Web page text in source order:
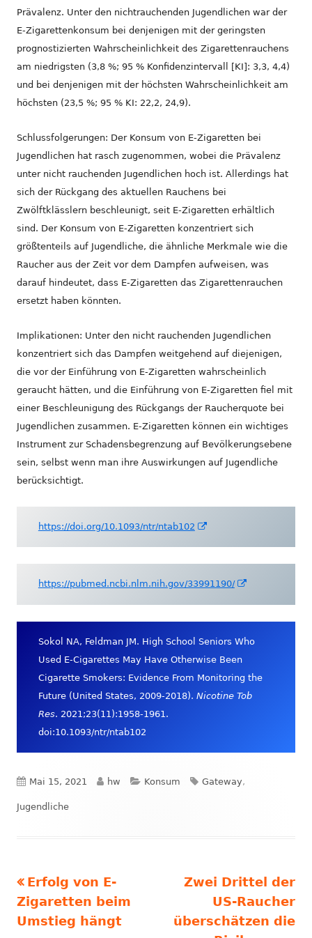
Prävalenz. Unter den nichtrauchenden Jugendlichen war der
E-Zigarettenkonsum bei denjenigen mit der geringsten
prognostizierten Wahrscheinlichkeit des Zigarettenrauchens
am niedrigsten (3,8 %; 95 % Konfidenzintervall [KI]: 3,3, 4,4)
und bei denjenigen mit der höchsten Wahrscheinlichkeit am
höchsten (23,5 %; 95 % KI: 22,2, 24,9).
Schlussfolgerungen: Der Konsum von E-Zigaretten bei
Jugendlichen hat rasch zugenommen, wobei die Prävalenz
unter nicht rauchenden Jugendlichen hoch ist. Allerdings hat
sich der Rückgang des aktuellen Rauchens bei
Zwölftklässlern beschleunigt, seit E-Zigaretten erhältlich
sind. Der Konsum von E-Zigaretten konzentriert sich
größtenteils auf Jugendliche, die ähnliche Merkmale wie die
Raucher aus der Zeit vor dem Dampfen aufweisen, was
darauf hindeutet, dass E-Zigaretten das Zigarettenrauchen
ersetzt haben könnten.
Implikationen: Unter den nicht rauchenden Jugendlichen
konzentriert sich das Dampfen weitgehend auf diejenigen,
die vor der Einführung von E-Zigaretten wahrscheinlich
geraucht hätten, und die Einführung von E-Zigaretten fiel mit
einer Beschleunigung des Rückgangs der Raucherquote bei
Jugendlichen zusammen. E-Zigaretten können ein wichtiges
Instrument zur Schadensbegrenzung auf Bevölkerungsebene
sein, selbst wenn man ihre Auswirkungen auf Jugendliche
berücksichtigt.
https://doi.org/10.1093/ntr/ntab102
Fenster
öffnen
https://pubmed.ncbi.nlm.nih.gov/33991190/
Fenster
öffnen
Sokol NA, Feldman JM. High School Seniors Who
Used E-Cigarettes May Have Otherwise Been
Cigarette Smokers: Evidence From Monitoring the
Future (United States, 2009-2018). Nicotine Tob
Res. 2021;23(11):1958-1961.
doi:10.1093/ntr/ntab102
Veröffentlicht
am
Mai 15, 2021 Autor
hw Kategorien
Konsum Schlagwörter
Gateway,
Jugendliche
Beitrags-
Navigation
Vorheriger
Beitrag:
Erfolg von E-
Zigaretten beim
Umstieg hängt
Nächster
Beitrag
Zwei Drittel der
US-Raucher
überschätzen die